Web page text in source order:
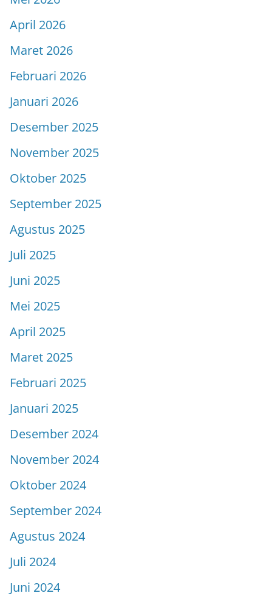
April 2026
Maret 2026
Februari 2026
Januari 2026
Desember 2025
November 2025
Oktober 2025
September 2025
Agustus 2025
Juli 2025
Juni 2025
Mei 2025
April 2025
Maret 2025
Februari 2025
Januari 2025
Desember 2024
November 2024
Oktober 2024
September 2024
Agustus 2024
Juli 2024
Juni 2024